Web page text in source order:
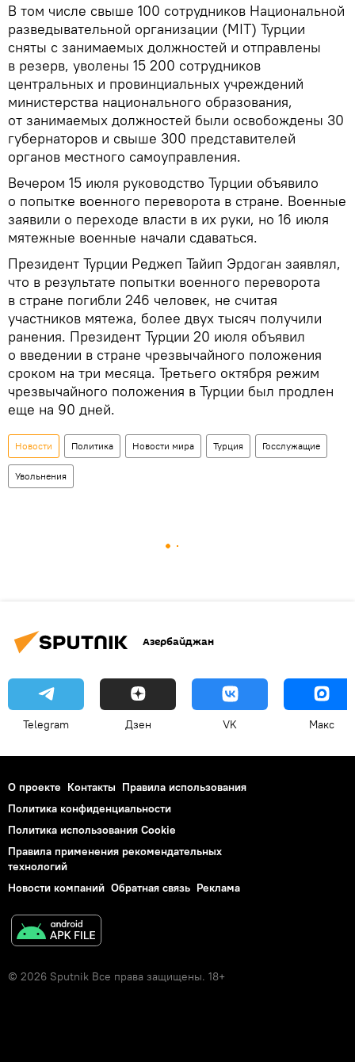
В том числе свыше 100 сотрудников Национальной
разведывательной организации (MIT) Турции
сняты с занимаемых должностей и отправлены
в резерв, уволены 15 200 сотрудников
центральных и провинциальных учреждений
министерства национального образования,
от занимаемых должностей были освобождены 30
губернаторов и свыше 300 представителей
органов местного самоуправления.
Вечером 15 июля руководство Турции объявило
о попытке военного переворота в стране. Военные
заявили о переходе власти в их руки, но 16 июля
мятежные военные начали сдаваться.
Президент Турции Реджеп Тайип Эрдоган заявлял,
что в результате попытки военного переворота
в стране погибли 246 человек, не считая
участников мятежа, более двух тысяч получили
ранения. Президент Турции 20 июля объявил
о введении в стране чрезвычайного положения
сроком на три месяца. Третьего октября режим
чрезвычайного положения в Турции был продлен
еще на 90 дней.
Новости Политика Новости мира Турция Госслужащие
Увольнения
Азербайджан
Telegram Дзен VK Макс
О проекте Контакты Правила использования
Политика конфиденциальности
Политика использования Cookie
Правила применения рекомендательных
технологий
Новости компаний Обратная связь Реклама
© 2026 Sputnik Все права защищены. 18+